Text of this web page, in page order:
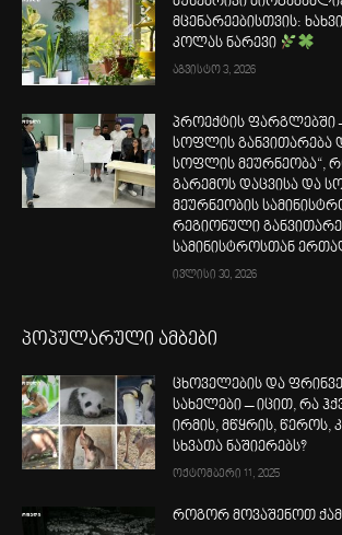
მცენარეებისთვის:
კოლას ნარევი
აგვისტო 3, 2026
პროექტის ფარგლებში
სოფლის განვითარება
სოფლის მეურნეობა“,
გარემოს დაცვისა და
მეურნეობის
რეგიონული
სამინისტროსთან
ივლისი 30, 2026
პოპულარული ამბები
ცხოველების და
სახელები – იცით, რა
ირმის, მწყრის, წეროს,
სხვათა ნაშიერებს?
ოქტომბერი 11, 2025
როგორ მოვაშენოთ